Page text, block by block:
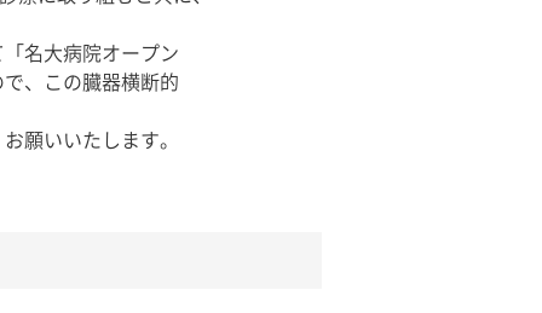
名大病院オープン
、この臓器横断的
願いいたします。